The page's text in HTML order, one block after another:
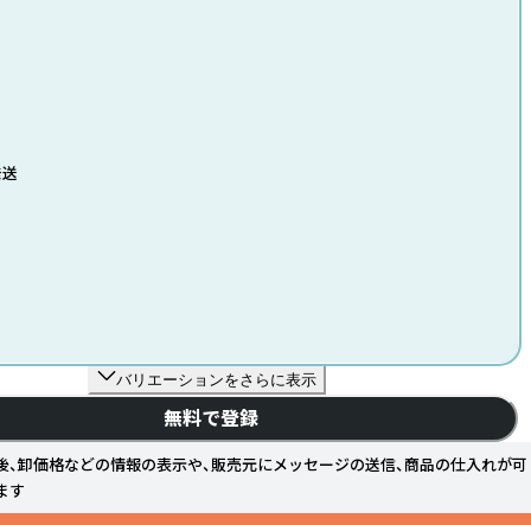
バリエーションをさらに表示
無料で登録
、卸価格などの情報の表示や、販売元にメッセージの送信、商品の仕入れが可
す